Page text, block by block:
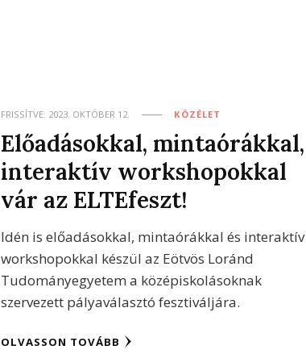
FRISSÍTVE: 2023. OKTÓBER 12. KÖZÉLET
Előadásokkal, mintaórákkal,
interaktív workshopokkal
vár az ELTEfeszt!
Idén is előadásokkal, mintaórákkal és interaktív
workshopokkal készül az Eötvös Loránd
Tudományegyetem a középiskolásoknak
szervezett pályaválasztó fesztiváljára.
OLVASSON TOVÁBB